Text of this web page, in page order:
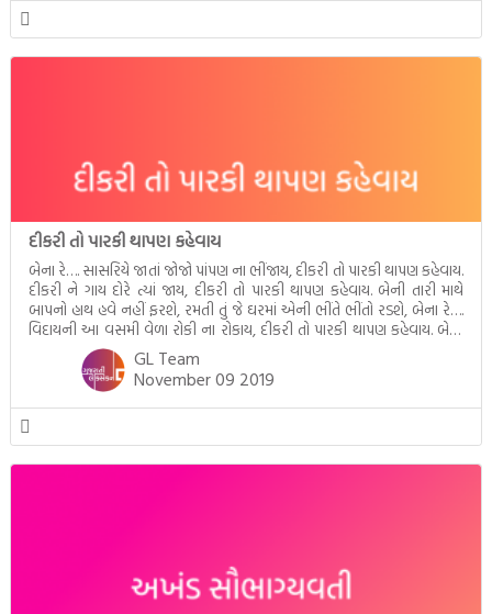
દીકરી તો પારકી થાપણ કહેવાય
બેના રે…. સાસરિયે જાતાં જોજો પાંપણ ના ભીંજાય, દીકરી તો પારકી થાપણ કહેવાય.
દીકરી ને ગાય દોરે ત્યાં જાય, દીકરી તો પારકી થાપણ કહેવાય. બેની તારી માથે
બાપનો હાથ હવે નહીં ફરશે, રમતી તું જે ઘરમાં એની ભીંતે ભીંતો રડશે, બેના રે….
વિદાયની આ વસમી વેળા રોકી ના રોકાય, દીકરી તો પારકી થાપણ કહેવાય. બેના
GL Team
November 09 2019